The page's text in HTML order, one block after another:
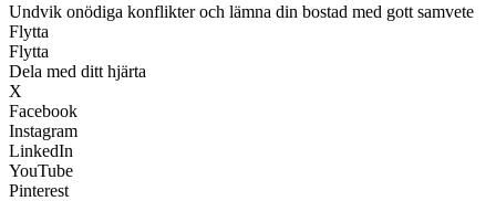
Undvik onödiga konflikter och lämna din bostad med gott samvete
Flytta
Flytta
Dela med ditt hjärta
X
Facebook
Instagram
LinkedIn
YouTube
Pinterest